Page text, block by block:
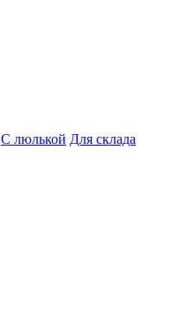
С люлькой Для склада